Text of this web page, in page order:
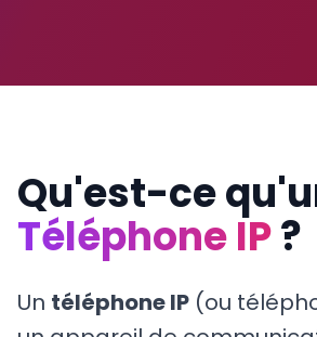
Qu'est-ce
Téléphone IP?
Un téléphone IP (ou